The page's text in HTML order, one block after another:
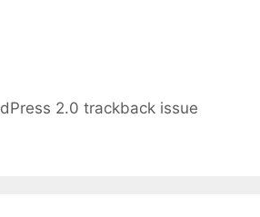
2.0 trackback issue